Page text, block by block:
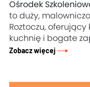
Ośrodek
to duży,
Roztoczu,
kuchnię i bogate
Zobacz więcej